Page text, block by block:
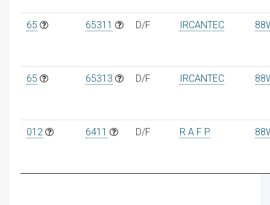
65 65311 D/F IRCANTEC
65 65313 D/F IRCANTEC
012 6411 D/F R A F P